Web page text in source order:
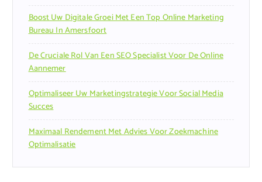
Boost Uw Digitale Groei Met Een Top Online Marketing
Bureau In Amersfoort
De Cruciale Rol Van Een SEO Specialist Voor De Online
Aannemer
Optimaliseer Uw Marketingstrategie Voor Social Media
Succes
Maximaal Rendement Met Advies Voor Zoekmachine
Optimalisatie